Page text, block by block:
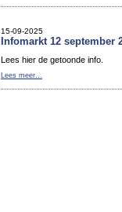
15-09-2025
Infomarkt 12 september
Lees hier de getoonde info.
Lees meer...